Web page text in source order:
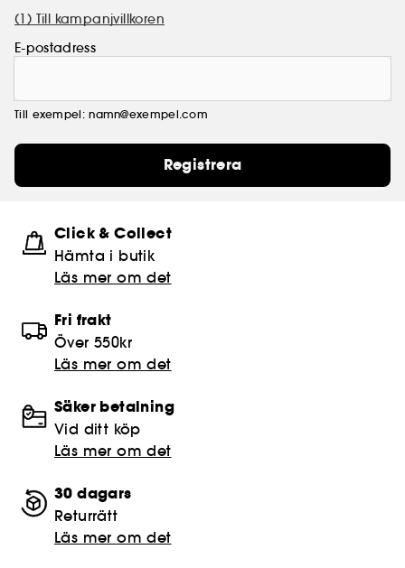
(1) Till kampanjvillkoren
E-postadress
Till exempel: namn@exempel.com
Registrera
Click & Collect
Hämta i butik​
Läs mer om det
Fri frakt
Över 550kr
Läs mer om det
Säker betalning
Vid ditt köp
Läs mer om det
30 dagars
Returrätt
Läs mer om det